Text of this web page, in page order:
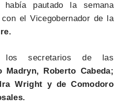
pautado la semana
el Vicegobernador de la
los secretarios de las
Madryn, Roberto Cabeda;
Wright y de Comodoro